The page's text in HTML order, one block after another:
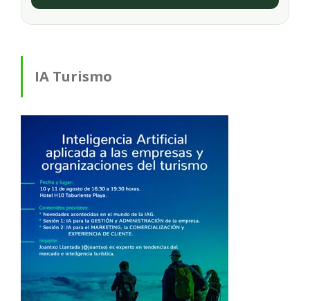
IA Turismo